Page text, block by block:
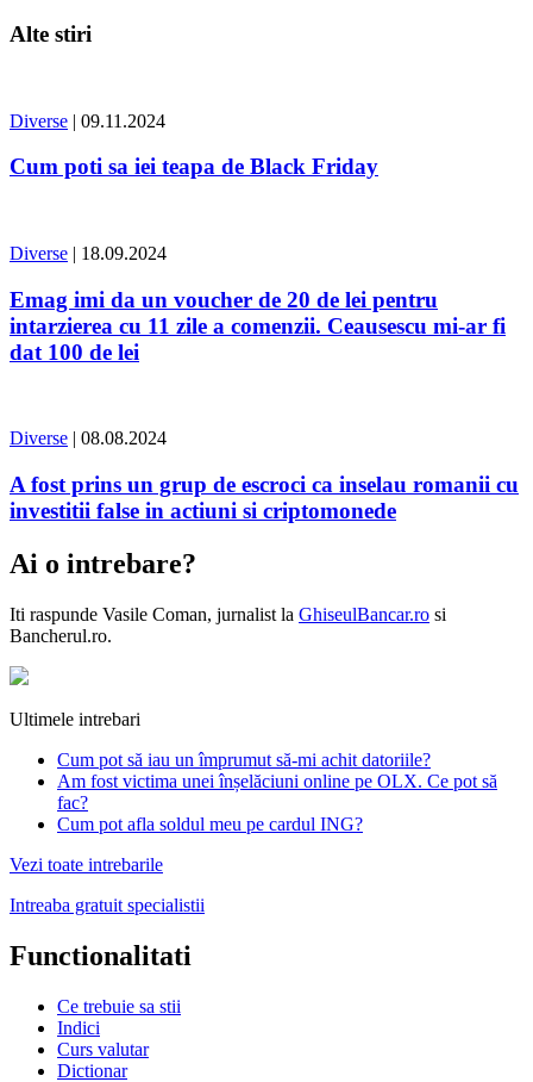
Alte stiri
Diverse | 09.11.2024
Cum poti sa iei teapa de Black Friday
Diverse | 18.09.2024
Emag imi da un voucher de 20 de lei pentru
intarzierea cu 11 zile a comenzii. Ceausescu mi-ar fi
dat 100 de lei
Diverse | 08.08.2024
A fost prins un grup de escroci ca inselau romanii cu
investitii false in actiuni si criptomonede
Ai o intrebare?
Iti raspunde Vasile Coman, jurnalist la GhiseulBancar.ro si
Bancherul.ro.
Ultimele intrebari
Cum pot să iau un împrumut să-mi achit datoriile?
Am fost victima unei înșelăciuni online pe OLX. Ce pot să
fac?
Cum pot afla soldul meu pe cardul ING?
Vezi toate intrebarile
Intreaba gratuit specialistii
Functionalitati
Ce trebuie sa stii
Indici
Curs valutar
Dictionar